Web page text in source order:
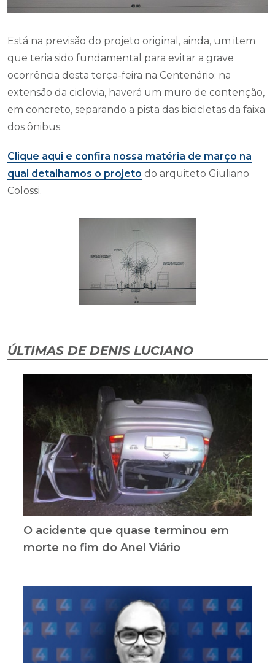
Está na previsão do projeto original, ainda, um item
que teria sido fundamental para evitar a grave
ocorrência desta terça-feira na Centenário: na
extensão da ciclovia, haverá um muro de contenção,
em concreto, separando a pista das bicicletas da faixa
dos ônibus.
Clique aqui e confira nossa matéria de março na
qual detalhamos o projeto do arquiteto Giuliano
Colossi.
ÚLTIMAS DE DENIS LUCIANO
O acidente que quase terminou em
morte no fim do Anel Viário